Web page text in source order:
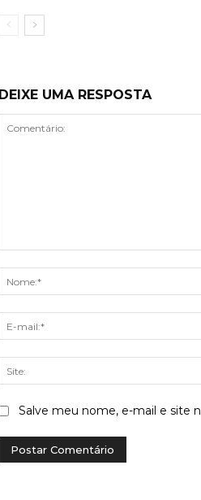
DEIXE UMA RESPOSTA
Salve meu nome, e-mail e site